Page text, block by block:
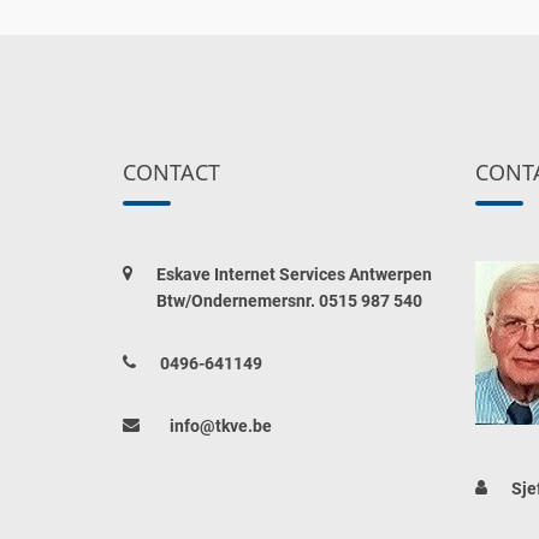
CONTACT
Eskave Internet Services Antwerpen
Btw/Ondernemersnr. 0515 987 540
0496-641149
info@tkve.be